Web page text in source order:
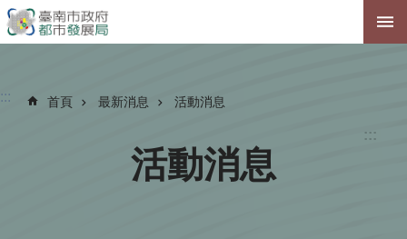
跳到主要內容區塊
:::
::: 首頁 最新消息 活動消息
活動消息